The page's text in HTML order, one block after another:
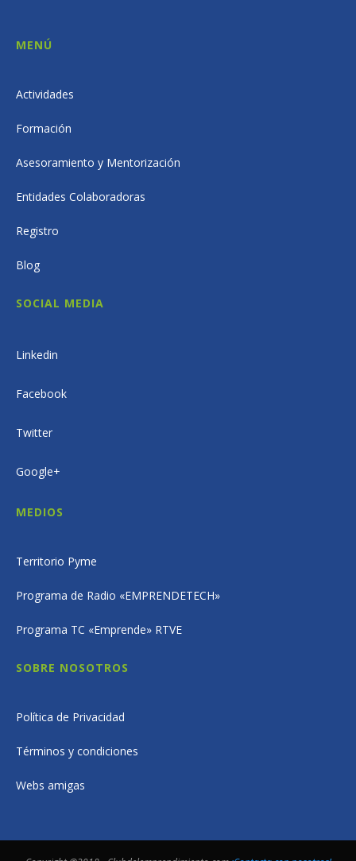
MENÚ
Actividades
Formación
Asesoramiento y Mentorización
Entidades Colaboradoras
Registro
Blog
SOCIAL MEDIA
Linkedin
Facebook
Twitter
Google+
MEDIOS
Territorio Pyme
Programa de Radio «EMPRENDETECH»
Programa TC «Emprende» RTVE
SOBRE NOSOTROS
Política de Privacidad
Términos y condiciones
Webs amigas